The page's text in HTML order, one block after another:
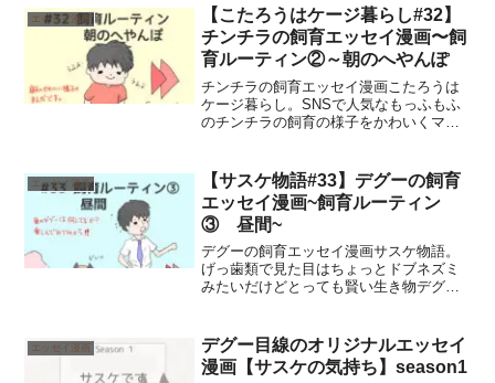
った経緯です。お楽しみに。
エッセイ漫画
【こたろうはケージ暮らし#32】
チンチラの飼育エッセイ漫画〜飼
育ルーティン②～朝のへやんぽ
チンチラの飼育エッセイ漫画こたろうは
ケージ暮らし。SNSで人気なもっふもふ
のチンチラの飼育の様子をかわいくマン
いくコミカルな漫画にしました。最後ま
でお楽しみください。
エッセイ漫画
【サスケ物語#33】デグーの飼育
エッセイ漫画~飼育ルーティン
③ 昼間~
デグーの飼育エッセイ漫画サスケ物語。
げっ歯類で見た目はちょっとドブネズミ
みたいだけどとっても賢い生き物デグー
かわいらしくコミカルにまとめました。
エッセイ漫画
デグー目線のオリジナルエッセイ
漫画【サスケの気持ち】season1